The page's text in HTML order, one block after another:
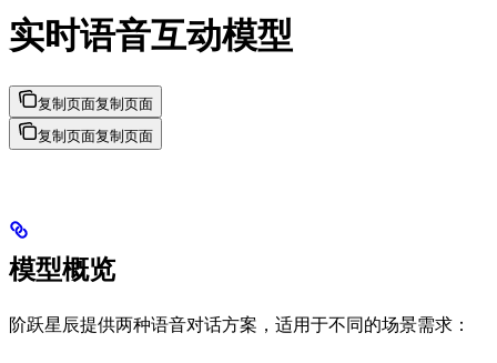
实时语音互动模型
复制页面复制页面
复制页面复制页面
模型概览
阶跃星辰提供两种语音对话方案，适用于不同的场景需求：